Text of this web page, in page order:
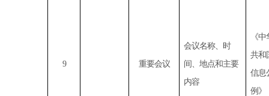
9 重要会议
会议名称、时
间、地点和主要
内容
《
共和
信息
例》